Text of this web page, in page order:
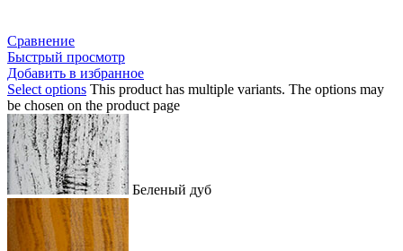
Сравнение
Быстрый просмотр
Добавить в избранное
Select options This product has multiple variants. The options may
be chosen on the product page
Беленый дуб